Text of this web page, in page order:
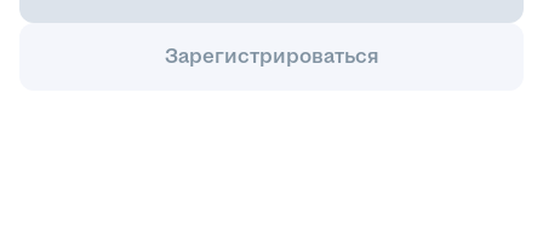
Зарегистрироваться